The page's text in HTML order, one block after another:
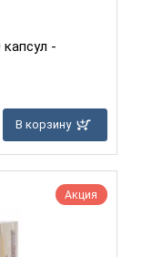
-
В корзину
Акция